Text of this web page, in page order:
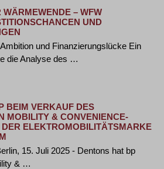
– WFW
UND
und Finanzierungslücke Ein
die Analyse des …
BEIM VERKAUF DES
MOBILITY & CONVENIENCE-
ELEKTROMOBILITÄTSMARKE
15. Juli 2025 - Dentons hat bp
& …